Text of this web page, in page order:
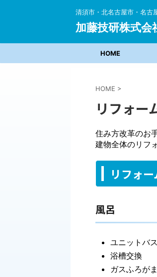
清須市・北名古屋市・名古
加藤技研株式会
HOME
HOME >
リフォー
住み方改革のお
建物全体のリフ
リフォ
風呂
ユニットバ
浴槽交換
ガスふろが